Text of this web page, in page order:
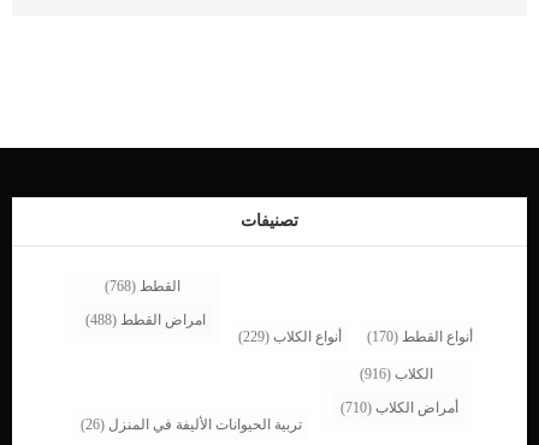
ان […]
تصنيفات
أنواع القطط (170) أنواع الكلاب (229)
القطط (768)
امراض القطط (488)
الكلاب (916)
أمراض الكلاب (710)
تربية الحيوانات الأليفة في المنزل (26)